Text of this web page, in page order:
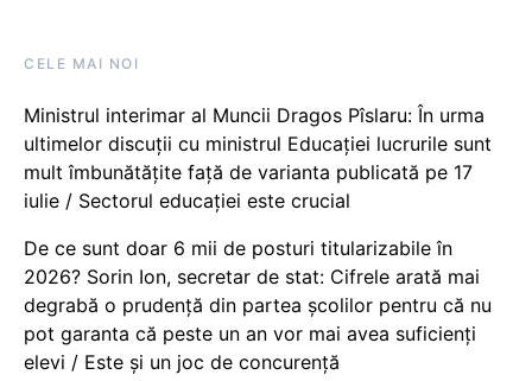
CELE MAI NOI
Ministrul interimar al Muncii Dragos Pîslaru: În urma
ultimelor discuții cu ministrul Educației lucrurile sunt
mult îmbunătățite față de varianta publicată pe 17
iulie / Sectorul educației este crucial
De ce sunt doar 6 mii de posturi titularizabile în
2026? Sorin Ion, secretar de stat: Cifrele arată mai
degrabă o prudență din partea școlilor pentru că nu
pot garanta că peste un an vor mai avea suficienți
elevi / Este și un joc de concurență